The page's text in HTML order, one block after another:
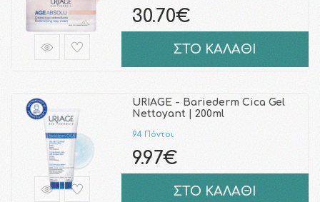
30.70€
ΣΤΟ ΚΑΛΑΘΙ
URIAGE - Bariederm Cica Gel
Nettoyant | 200ml
94 Πόντοι
9.97€
ΣΤΟ ΚΑΛΑΘΙ